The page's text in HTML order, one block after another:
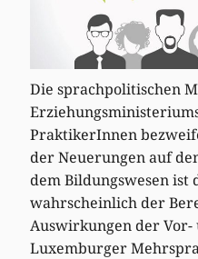
Die sprachpolitischen
PraktikerInnen
der Neuerungen auf
dem Bildungswesen
wahrscheinlich der
Auswirkungen der
Luxemburger